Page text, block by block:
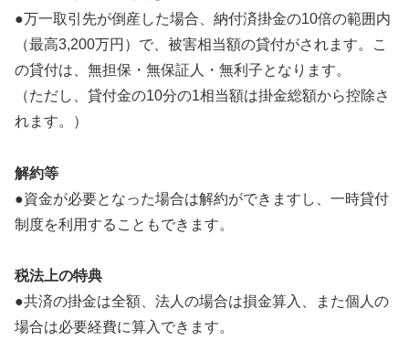
●万一取引先が倒産した場合、納付済掛金の10倍の範囲内
（最高3,200万円）で、被害相当額の貸付がされます。こ
の貸付は、無担保・無保証人・無利子となります。
（ただし、貸付金の10分の1相当額は掛金総額から控除さ
れます。）
解約等
●資金が必要となった場合は解約ができますし、一時貸付
制度を利用することもできます。
税法上の特典
●共済の掛金は全額、法人の場合は損金算入、また個人の
場合は必要経費に算入できます。